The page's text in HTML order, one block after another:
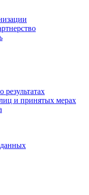
и принятых мерах